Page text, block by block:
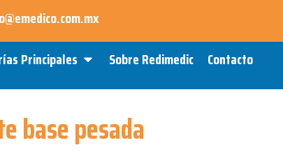
Principales Open Categorías Principales
Sobre Redimedic Contacto
base pesada